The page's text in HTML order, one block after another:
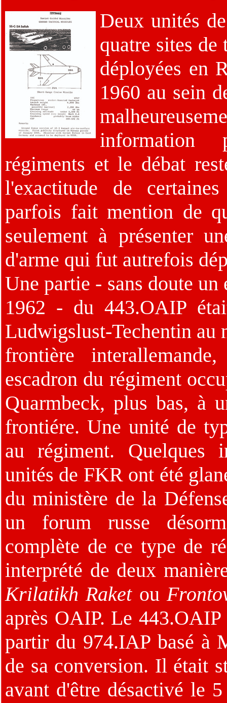
Deux unités
quatre sites de
déployées en
1960 au sein
information
régiments et le débat
l'exactitude de
parfois fait mention de
seulement à présenter
d'arme qui fut autrefois
Une partie - sans doute
1962 - du 443.OAIP
Ludwigslust-Techentin au
frontière
escadron du régiment
Quarmbeck, plus bas, à
frontiére. Une unité de
au régiment. Quelques
unités de FKR ont été
du ministère de la
un forum russe
complète de ce type de
interprété de deux
Krilatikh Raketou
après OAIP. Le
partir du 974.IAP basé à
de sa conversion. Il était
avant d'être désactivé le